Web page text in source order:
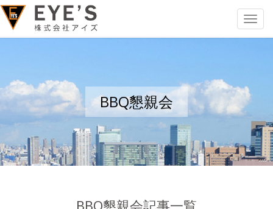
Toggle
BBQ懇親会
BBQ懇親会記事一覧